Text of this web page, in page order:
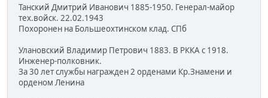
Танский Дмитрий Иванович 1885-1950. Генерал-майор
тех.войск. 22.02.1943
Похоронен на Большеохтинском клад. СПб
Улановский Владимир Петрович 1883. В РККА с 1918.
Инженер-полковник.
За 30 лет службы награжден 2 орденами Кр.Знамени и
орденом Ленина